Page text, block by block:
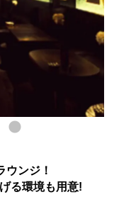
ウンジ！
る環境も用意!